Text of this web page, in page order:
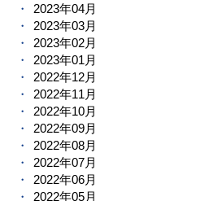
2023年04月
2023年03月
2023年02月
2023年01月
2022年12月
2022年11月
2022年10月
2022年09月
2022年08月
2022年07月
2022年06月
2022年05月